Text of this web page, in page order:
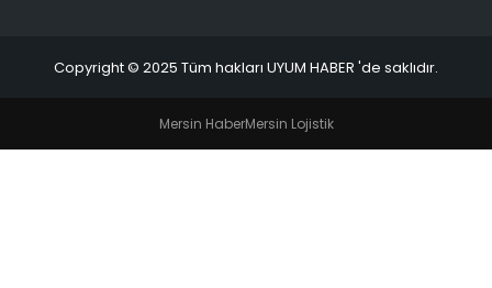
Copyright © 2025 Tüm hakları UYUM HABER 'de saklıdır.
Mersin HaberMersin Lojistik